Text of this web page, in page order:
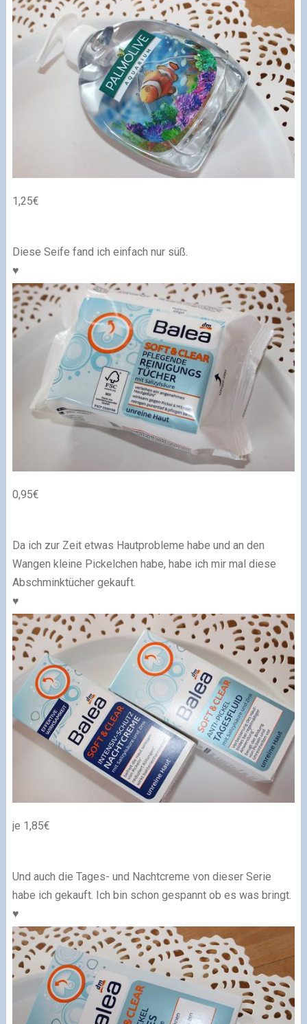
1,25€
Diese Seife fand ich einfach nur süß.
♥
0,95€
Da ich zur Zeit etwas Hautprobleme habe und an den
Wangen kleine Pickelchen habe, habe ich mir mal diese
Abschminktücher gekauft.
♥
je 1,85€
Und auch die Tages- und Nachtcreme von dieser Serie
habe ich gekauft. Ich bin schon gespannt ob es was bringt.
♥